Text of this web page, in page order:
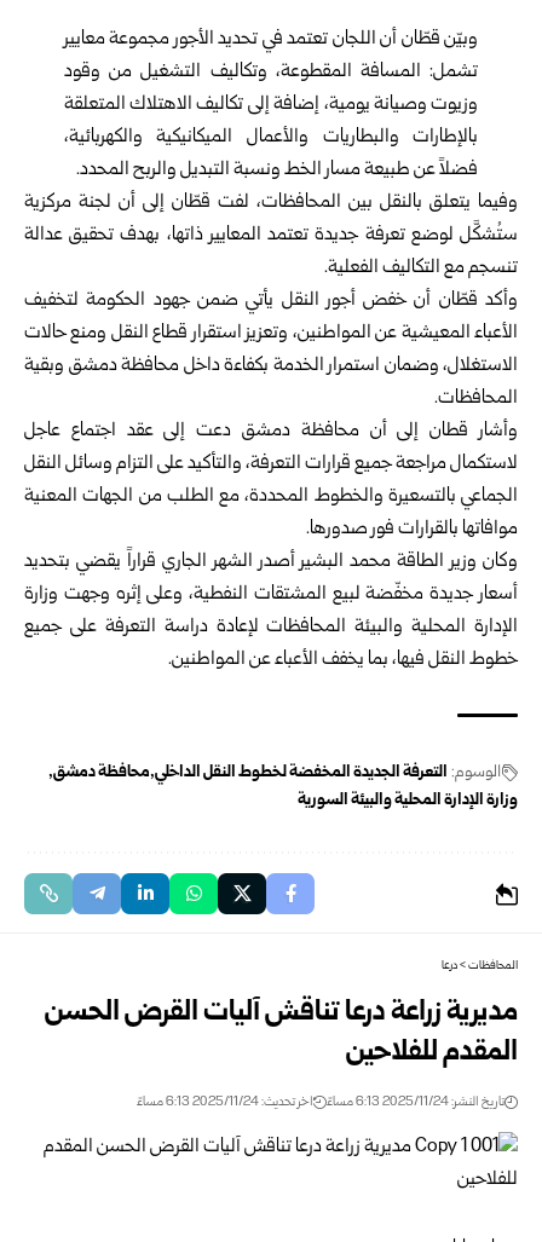
وبيّن قطّان أن اللجان تعتمد في تحديد الأجور مجموعة معايير
تشمل: المسافة المقطوعة، وتكاليف التشغيل من وقود
وزيوت وصيانة يومية، إضافة إلى تكاليف الاهتلاك المتعلقة
بالإطارات والبطاريات والأعمال الميكانيكية والكهربائية،
فضلاً عن طبيعة مسار الخط ونسبة التبديل والربح المحدد.
وفيما يتعلق بالنقل بين المحافظات، لفت قطّان إلى أن لجنة مركزية
ستُشكَّل لوضع تعرفة جديدة تعتمد المعايير ذاتها، بهدف تحقيق عدالة
تنسجم مع التكاليف الفعلية.
وأكد قطّان أن خفض أجور النقل يأتي ضمن جهود الحكومة لتخفيف
الأعباء المعيشية عن المواطنين، وتعزيز استقرار قطاع النقل ومنع حالات
الاستغلال، وضمان استمرار الخدمة بكفاءة داخل محافظة دمشق وبقية
المحافظات.
وأشار قطان إلى أن محافظة دمشق دعت إلى عقد اجتماع عاجل
لاستكمال مراجعة جميع قرارات التعرفة، والتأكيد على التزام وسائل النقل
الجماعي بالتسعيرة والخطوط المحددة، مع الطلب من الجهات المعنية
موافاتها بالقرارات فور صدورها.
‏وكان وزير الطاقة محمد البشير أصدر الشهر الجاري قراراً يقضي بتحديد
أسعار جديدة مخفّضة لبيع المشتقات النفطية، وعلى إثره وجهت وزارة
الإدارة المحلية والبيئة المحافظات لإعادة دراسة التعرفة على جميع
خطوط النقل فيها، بما يخفف الأعباء عن المواطنين.
الوسوم: التعرفة الجديدة المخفضة لخطوط النقل الداخلي محافظة دمشق
وزارة الإدارة المحلية والبيئة السورية
المحافظات>درعا
مديرية زراعة درعا تناقش آليات القرض الحسن
المقدم للفلاحين
تاريخ النشر: 2025/11/24 6:13 مساءً اخر تحديث: 2025/11/24 6:13 مساءً